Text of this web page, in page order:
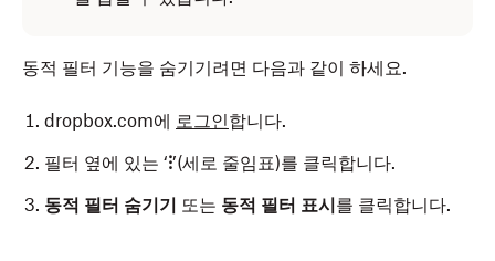
동적 필터 기능을 숨기기려면 다음과 같이 하세요.
dropbox.com에 로그인합니다.
필터 옆에 있는 ‘⁝’(세로 줄임표)를 클릭합니다.
동적 필터 숨기기 또는 동적 필터 표시를 클릭합니다.